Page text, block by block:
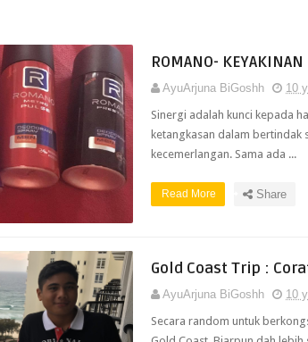
ROMANO-
AyuArjuna BiGoshh
10
Sinergi adalah kunci kepada
ketangkasan dalam bertindak
kecemerlangan. Sama ada ...
Read More Share
Gold Coast Trip :
AyuArjuna BiGoshh
10
Secara random untuk